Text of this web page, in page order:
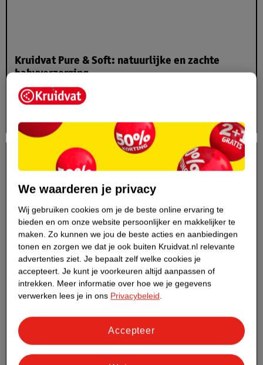
Kruidvat Pure & Soft: natuurlijke en zachte
babyverzorging
Posted on:04/08/2025
Ontdek de vernieuwde Zwitsal babyverzorging!
Posted on:21/07/2025
We waarderen je privacy
Wij gebruiken cookies om je de beste online ervaring te
bieden en om onze website persoonlijker en makkelijker te
maken. Zo kunnen we jou de beste acties en aanbiedingen
tonen en zorgen we dat je ook buiten Kruidvat.nl relevante
advertenties ziet. Je bepaalt zelf welke cookies je
accepteert. Je kunt je voorkeuren altijd aanpassen of
intrekken. Meer informatie over hoe we je gegevens
verwerken lees je in ons Privacybeleid.
Accepteer